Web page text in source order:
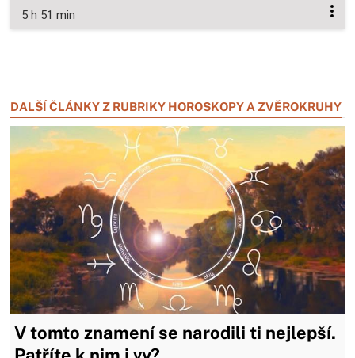
5 h 51 min
DALŠÍ ČLÁNKY Z RUBRIKY HOROSKOPY A ZVĚROKRUHY
V tomto znamení se narodili ti nejlepší.